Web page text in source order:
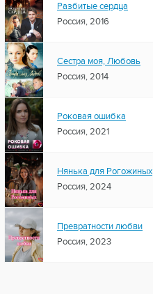
Разбитые сердца
Россия, 2016
Сестра моя, Любовь
Россия, 2014
Роковая ошибка
Россия, 2021
Нянька для Рогожиных
Россия, 2024
Превратности любви
Россия, 2023